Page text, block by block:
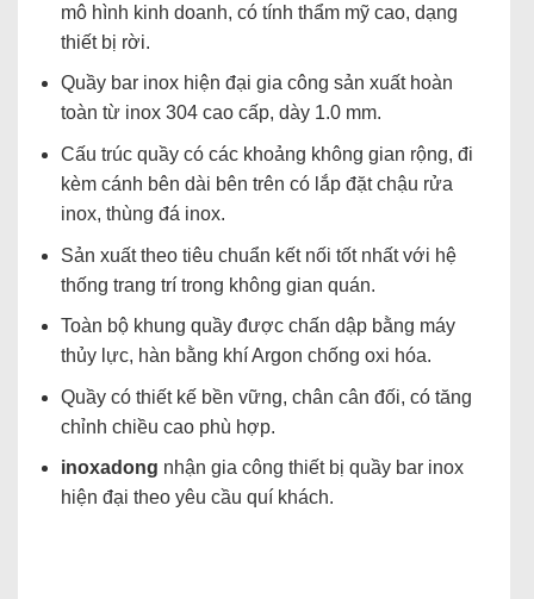
mô hình kinh doanh, có tính thẩm mỹ cao, dạng
thiết bị rời.
Quầy bar inox hiện đại gia công sản xuất hoàn
toàn từ inox 304 cao cấp, dày 1.0 mm.
Cấu trúc quầy có các khoảng không gian rộng, đi
kèm cánh bên dài bên trên có lắp đặt chậu rửa
inox, thùng đá inox.
Sản xuất theo tiêu chuẩn kết nối tốt nhất với hệ
thống trang trí trong không gian quán.
Toàn bộ khung quầy được chấn dập bằng máy
thủy lực, hàn bằng khí Argon chống oxi hóa.
Quầy có thiết kế bền vững, chân cân đối, có tăng
chỉnh chiều cao phù hợp.
inoxadong nhận gia công thiết bị quầy bar inox
hiện đại theo yêu cầu quí khách.